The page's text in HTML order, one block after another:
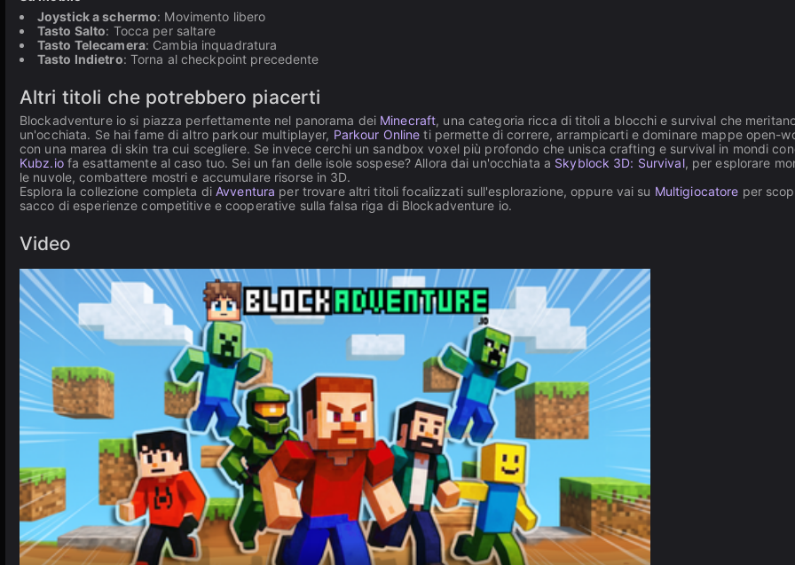
Joystick a schermo: Movimento libero
Tasto Salto: Tocca per saltare
Tasto Telecamera: Cambia inquadratura
Tasto Indietro: Torna al checkpoint precedente
Altri titoli che potrebbero piacerti
Blockadventure io si piazza perfettamente nel panorama dei Minecraft, una categoria ricca di titoli a blocchi e survival che
un'occhiata. Se hai fame di altro parkour multiplayer, Parkour Online ti permette di correre, arrampicarti e dominare mappe open-
con una marea di skin tra cui scegliere. Se invece cerchi un sandbox voxel più profondo che unisca crafting e survival in mondi
Kubz.iofa esattamente al caso tuo. Sei un fan delle isole sospese? Allora dai un'occhiata a Skyblock 3D: Survival, per esplorare
le nuvole, combattere mostri e accumulare risorse in 3D.
Esplora la collezione completa diAvventura per trovare altri titoli focalizzati sull'esplorazione, oppure vai su Multigiocatore per
sacco di esperienze competitive e cooperative sulla falsa riga di Blockadventure io.
Video